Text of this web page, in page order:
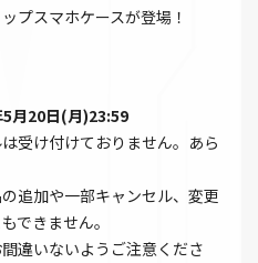
プスマホケースが登場！
月20日(月)23:59
受け付けておりません。あら
追加や一部キャンセル、変更
できません。
違いないようご注意くださ